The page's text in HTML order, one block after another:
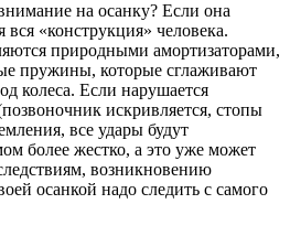
на осанку? Если она
«конструкция» человека.
природными амортизаторами,
пружины, которые сглаживают
колеса. Если нарушается
искривляется, стопы
все удары будут
более жестко, а это уже может
возникновению
осанкой надо следить с самого